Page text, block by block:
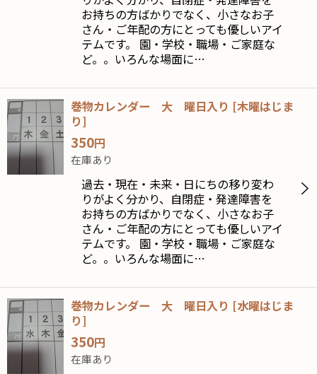
お持ちの方ばかりでなく、小さなお子
さん・ご年配の方にとっても優しいアイ
テムです。 園・学校・職場・ご家庭な
ど。。いろんな場面に…
巻物カレンダー 大 曜日入り [木曜はじま
り]
350円
在庫あり
過去・現在・未来・日にちの移り変わ
りがよく分かり、自閉症・発達障害を
お持ちの方ばかりでなく、小さなお子
さん・ご年配の方にとっても優しいアイ
テムです。 園・学校・職場・ご家庭な
ど。。いろんな場面に…
巻物カレンダー 大 曜日入り [水曜はじま
り]
350円
在庫あり